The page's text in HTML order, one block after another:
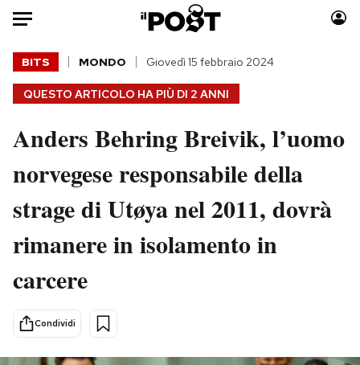
Auto
HOME
Italia
Politica
Tecnologia
Internet
Scienza
Sport
Moda
Consumismi
Storie/Idee
Media
QUESTO ARTICOLO HA PIÙ DI 2 ANNI
BITS MONDO Giovedì 15 febbraio 2024
Anders Behring Breivik, l’uomo
norvegese responsabile della
strage di Utøya nel 2011, dovrà
rimanere in isolamento in
carcere
Condividi